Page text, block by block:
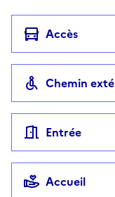
Accès
Chemin
Entrée
Accueil